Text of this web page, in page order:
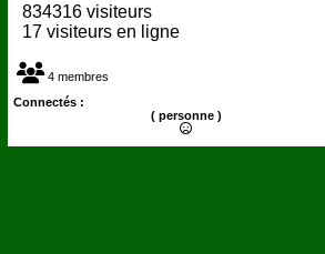
834316 visiteurs
17 visiteurs en ligne
4 membres
Connectés :
( personne )